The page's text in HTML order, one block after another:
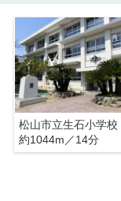
松山市立生石小学校
約1044m／14分